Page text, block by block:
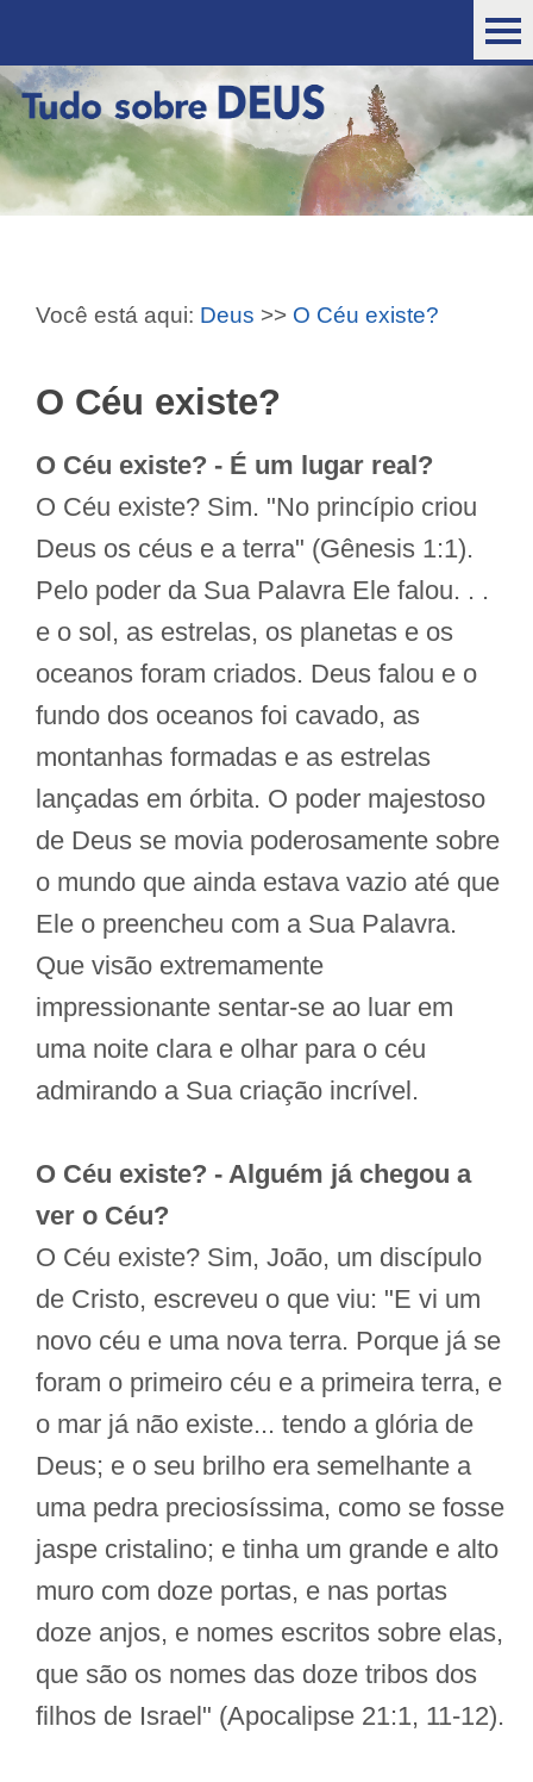
Você está aqui: Deus >> O Céu existe?
O Céu existe?
O Céu existe? - É um lugar real?
O Céu existe? Sim. "No princípio criou
Deus os céus e a terra" (Gênesis 1:1).
Pelo poder da Sua Palavra Ele falou. . .
e o sol, as estrelas, os planetas e os
oceanos foram criados. Deus falou e o
fundo dos oceanos foi cavado, as
montanhas formadas e as estrelas
lançadas em órbita. O poder majestoso
de Deus se movia poderosamente sobre
o mundo que ainda estava vazio até que
Ele o preencheu com a Sua Palavra.
Que visão extremamente
impressionante sentar-se ao luar em
uma noite clara e olhar para o céu
admirando a Sua criação incrível.
O Céu existe? - Alguém já chegou a
ver o Céu?
O Céu existe? Sim, João, um discípulo
de Cristo, escreveu o que viu: "E vi um
novo céu e uma nova terra. Porque já se
foram o primeiro céu e a primeira terra, e
o mar já não existe... tendo a glória de
Deus; e o seu brilho era semelhante a
uma pedra preciosíssima, como se fosse
jaspe cristalino; e tinha um grande e alto
muro com doze portas, e nas portas
doze anjos, e nomes escritos sobre elas,
que são os nomes das doze tribos dos
filhos de Israel" (Apocalipse 21:1, 11-12).